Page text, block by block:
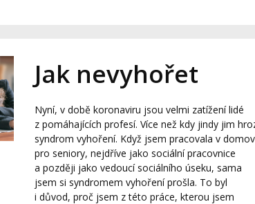
Jak nevyhořet
Nyní, v době koronaviru jsou velmi zatížení lidé
z pomáhajících profesí. Více než kdy jindy jim
syndrom vyhoření. Když jsem pracovala v
pro seniory, nejdříve jako sociální pracovnice
a později jako vedoucí sociálního úseku, sama
jsem si syndromem vyhoření prošla. To byl
i důvod, proč jsem z této práce, kterou jsem